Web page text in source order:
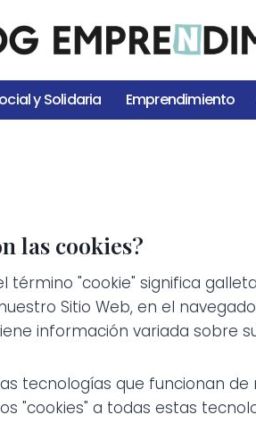
y Solidaria Emprendimiento
las cookies?
término "cookie" significa
Sitio Web, en el
información variada sobre
tecnologías que funcionan
"cookies" a todas estas